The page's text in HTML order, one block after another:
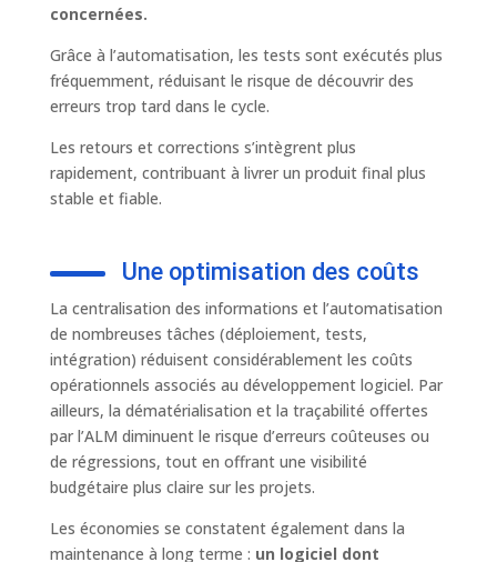
concernées.
Grâce à l’automatisation, les tests sont exécutés plus
fréquemment, réduisant le risque de découvrir des
erreurs trop tard dans le cycle.
Les retours et corrections s’intègrent plus
rapidement, contribuant à livrer un produit final plus
stable et fiable.
Une optimisation des coûts
La centralisation des informations et l’automatisation
de nombreuses tâches (déploiement, tests,
intégration) réduisent considérablement les coûts
opérationnels associés au développement logiciel. Par
ailleurs, la dématérialisation et la traçabilité offertes
par l’ALM diminuent le risque d’erreurs coûteuses ou
de régressions, tout en offrant une visibilité
budgétaire plus claire sur les projets.
Les économies se constatent également dans la
maintenance à long terme : un logiciel dont